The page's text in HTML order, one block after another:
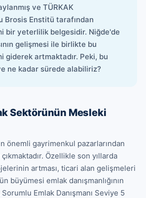
ve TÜRKAK
Brosis Enstitü tarafından
bir yeterlilik belgesidir. Niğde'de
gelişmesi ile birlikte bu
giderek artmaktadır. Peki, bu
ne kadar sürede alabiliriz?
Sektörünün Mesleki
önemli gayrimenkul pazarlarından
Özellikle son yıllarda
artması, ticari alan gelişmeleri
büyümesi emlak danışmanlığının
Emlak Danışmanı Seviye 5